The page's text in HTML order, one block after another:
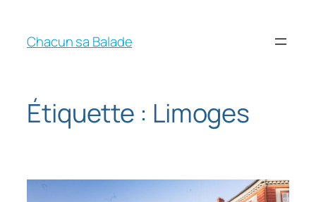
Chacun sa Balade
Étiquette : Limoges